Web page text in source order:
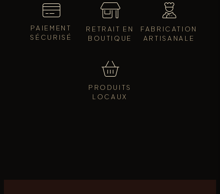
PAIEMENT
SÉCURISÉ
RETRAIT EN
BOUTIQUE
FABRICATION
ARTISANALE
PRODUITS
LOCAUX